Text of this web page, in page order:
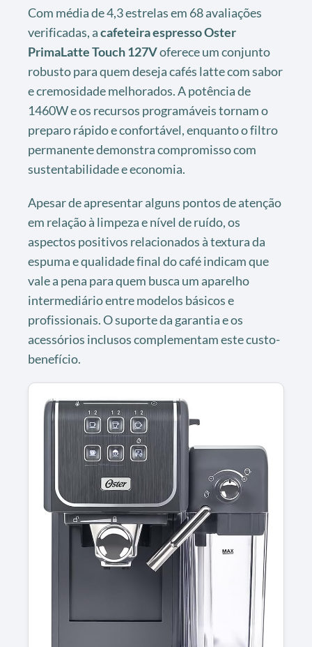
Com média de 4,3 estrelas em 68 avaliações
verificadas, acafeteira espresso Oster
PrimaLatte Touch 127Voferece um conjunto
robusto para quem deseja cafés latte com sabor
e cremosidade melhorados. A potência de
1460W e os recursos programáveis tornam o
preparo rápido e confortável, enquanto o filtro
permanente demonstra compromisso com
sustentabilidade e economia.
Apesar de apresentar alguns pontos de atenção
em relação à limpeza e nível de ruído, os
aspectos positivos relacionados à textura da
espuma e qualidade final do café indicam que
vale a pena para quem busca um aparelho
intermediário entre modelos básicos e
profissionais. O suporte da garantia e os
acessórios inclusos complementam este custo-
benefício.